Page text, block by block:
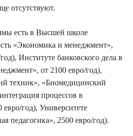
отсутствуют.
есть в Высшей школе
«Экономика и менеджмент»,
Институте банковского дела в
от 2100 евро/год),
техник», «Биомедицинский
процессов в
евро/год), Университете
педагогика», 2500 евро/год).